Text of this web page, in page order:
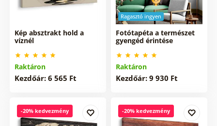
Kép absztrakt hold a
víznél
Raktáron
Kezdőár: 6 565 Ft
Ragasztó ingyen
Fotótapéta a természet
gyengéd érintése
Raktáron
Kezdőár: 9 930 Ft
-20% kedvezmény -20% kedvezmény